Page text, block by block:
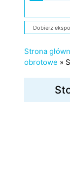
Dobierz
Strona
obrotowe »